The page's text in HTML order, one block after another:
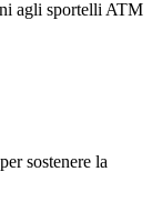
agli sportelli ATM
sostenere la